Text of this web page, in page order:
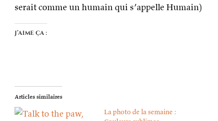
serait comme un humain qui s’appelle Humain)
J’aime ça :
Articles similaires
La photo de la semaine :